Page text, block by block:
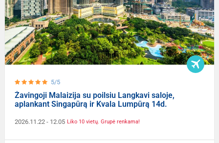
5/5
Žavingoji Malaizija su poilsiu Langkavi saloje,
aplankant Singapūrą ir Kvala Lumpūrą 14d.
2026.11.22 - 12.05 Liko 10 vietų. Grupė renkama!